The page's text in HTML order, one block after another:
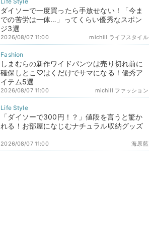
ダイソーで一度買ったら手放せない！「今ま
での苦労は一体…」ってくらい優秀なスポン
ジ3選
michill ライフスタイル
2026/08/07 11:00
しまむらの新作ワイドパンツは売り切れ前に
確保しとこ♡はくだけでサマになる！優秀ア
イテム5選
michill ファッション
2026/08/07 11:00
「ダイソーで300円！？」値段を言うと驚か
れる！お部屋になじむナチュラル収納グッズ
海原藍
2026/08/07 11:00